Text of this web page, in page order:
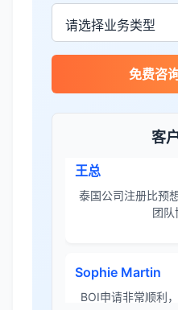
免费咨
客
James Wilson
金兔国际帮我们完
王总
泰国公司注册比预
团队
Sophie Martin
BOI申请非常顺利